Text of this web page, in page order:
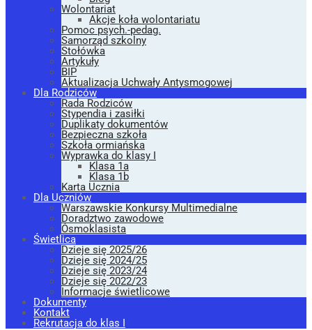
Wolontariat
Akcje koła wolontariatu
Pomoc psych.-pedag.
Samorząd szkolny
Stołówka
Artykuły
BIP
Aktualizacja Uchwały Antysmogowej
Dla Rodziców
Rada Rodziców
Stypendia i zasiłki
Duplikaty dokumentów
Bezpieczna szkoła
Szkoła ormiańska
Wyprawka do klasy I
Klasa 1a
Klasa 1b
Karta Ucznia
Dla Uczniów
Warszawskie Konkursy Multimedialne
Doradztwo zawodowe
Ósmoklasista
Świetlica
Dzieje się 2025/26
Dzieje się 2024/25
Dzieje się 2023/24
Dzieje się 2022/23
Informacje świetlicowe
Dokumenty
Kontakt
Rekrutacja do klas I